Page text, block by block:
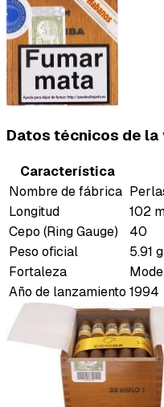
Datos técnicos de
Característica
Nombre de fábrica
Longitud
102
Cepo (Ring Gauge)
40
Peso oficial
5.91 g
Fortaleza
Año de lanzamiento 1994